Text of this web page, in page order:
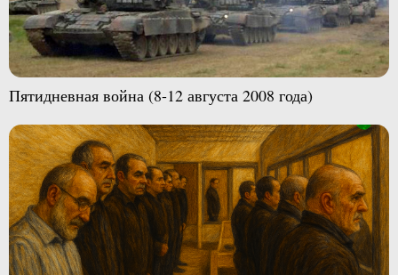
Пятидневная война (8-12 августа 2008 года)